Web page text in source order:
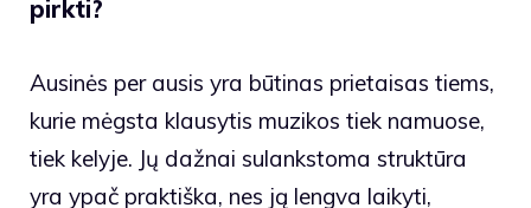
pirkti?
Ausinės per ausis yra būtinas prietaisas tiems,
kurie mėgsta klausytis muzikos tiek namuose,
tiek kelyje. Jų dažnai sulankstoma struktūra
yra ypač praktiška, nes ją lengva laikyti,